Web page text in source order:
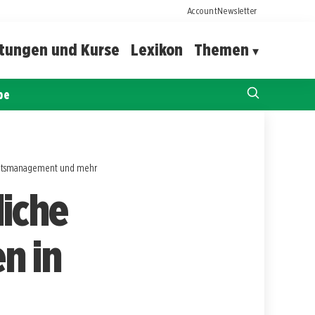
AccountNewsletter
und Kurse Lexikon Themen
und mehr
in